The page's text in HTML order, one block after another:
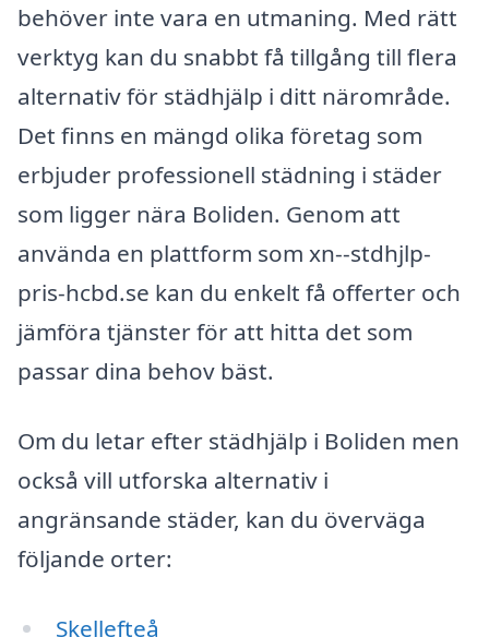
behöver inte vara en utmaning. Med rätt
verktyg kan du snabbt få tillgång till flera
alternativ för städhjälp i ditt närområde.
Det finns en mängd olika företag som
erbjuder professionell städning i städer
som ligger nära Boliden. Genom att
använda en plattform som xn--stdhjlp-
pris-hcbd.se kan du enkelt få offerter och
jämföra tjänster för att hitta det som
passar dina behov bäst.
Om du letar efter städhjälp i Boliden men
också vill utforska alternativ i
angränsande städer, kan du överväga
följande orter:
Skellefteå